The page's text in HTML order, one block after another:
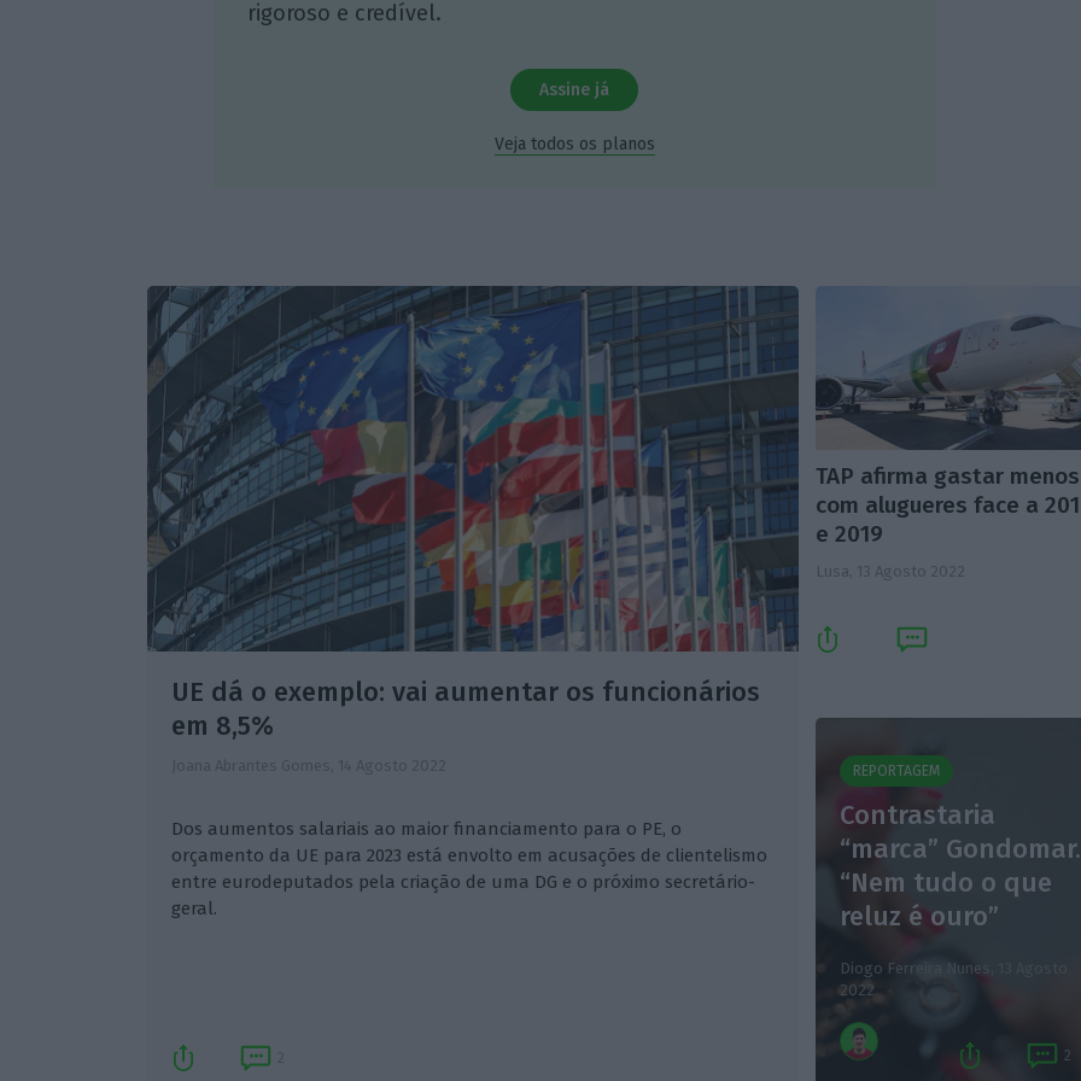
rigoroso e credível.
Assine já
Veja todos os planos
UE dá o exemplo: vai aumentar os funcionários
em 8,5%
Joana Abrantes Gomes, 14 Agosto 2022
Dos aumentos salariais ao maior financiamento para o PE, o
orçamento da UE para 2023 está envolto em acusações de clientelismo
entre eurodeputados pela criação de uma DG e o próximo secretário-
geral.
TAP afirma gastar menos
com alugueres face a
e 2019
Lusa, 13 Agosto 2022
REPORTAGEM
Contrastaria
“marca” Gondomar.
“Nem tudo o que
reluz é ouro”
Diogo Ferreira Nunes,
2022
2